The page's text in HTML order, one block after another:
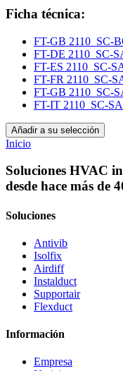
Ficha técnica:
FT-GB 2110_SC-
FT-DE 2110_SC-
FT-ES 2110_SC-
FT-FR 2110_SC-
FT-GB 2110_SC-
FT-IT 2110_SC-
Añadir a su selección
Inicio
Soluciones HVAC
desde hace más de
Soluciones
Antivib
Isolfix
Airdiff
Instalduct
Supportair
Flexduct
Información
Empresa